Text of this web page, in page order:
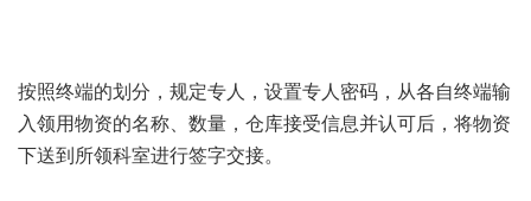
按照终端的划分，规定专人，设置专人密码，从各自终端输
入领用物资的名称、数量，仓库接受信息并认可后，将物资
下送到所领科室进行签字交接。